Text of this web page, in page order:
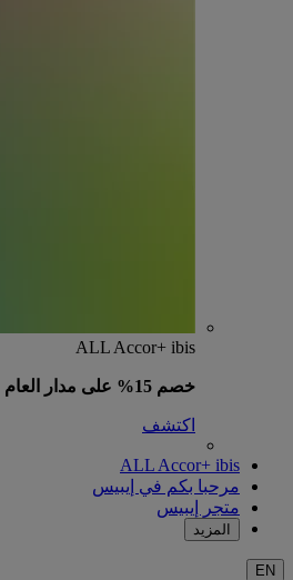
ALL Accor+ ibis
خصم 15% على مدار العام
اكتشف
ALL Accor+ ibis
مرحبا بكم في إيبيس
متجر إيبيس
المزيد
EN